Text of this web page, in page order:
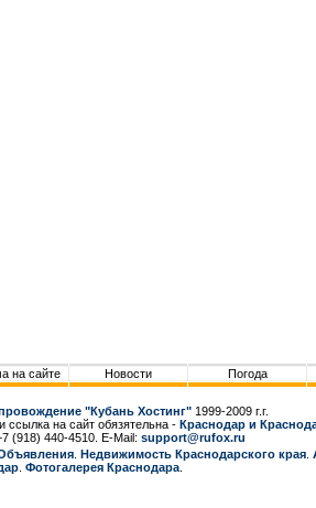
на сайте Новости Погода
"Кубань Хостинг" 1999-2009 г.г.
на сайт обязятельна - Краснодар и
(918) 440-4510. E-Mail: support@rufox.ru
Недвижимость Краснодарcкого края
Фотогалерея Краснодара